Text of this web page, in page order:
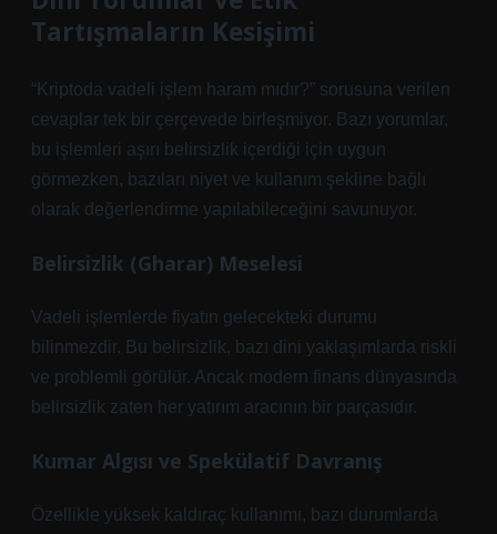
Tartışmaların Kesişimi
“Kriptoda vadeli işlem haram mıdır?” sorusuna verilen
cevaplar tek bir çerçevede birleşmiyor. Bazı yorumlar,
bu işlemleri aşırı belirsizlik içerdiği için uygun
görmezken, bazıları niyet ve kullanım şekline bağlı
olarak değerlendirme yapılabileceğini savunuyor.
Belirsizlik (Gharar) Meselesi
Vadeli işlemlerde fiyatın gelecekteki durumu
bilinmezdir. Bu belirsizlik, bazı dini yaklaşımlarda riskli
ve problemli görülür. Ancak modern finans dünyasında
belirsizlik zaten her yatırım aracının bir parçasıdır.
Kumar Algısı ve Spekülatif Davranış
Özellikle yüksek kaldıraç kullanımı, bazı durumlarda